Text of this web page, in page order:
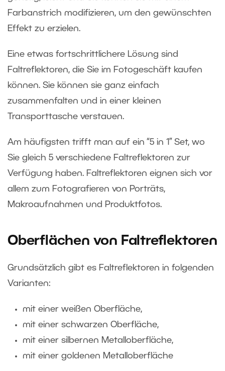
Farbanstrich modifizieren, um den gewünschten
Effekt zu erzielen.
Eine etwas fortschrittlichere Lösung sind
Faltreflektoren, die Sie im Fotogeschäft kaufen
können. Sie können sie ganz einfach
zusammenfalten und in einer kleinen
Transporttasche verstauen.
Am häufigsten trifft man auf ein “5 in 1” Set, wo
Sie gleich 5 verschiedene Faltreflektoren zur
Verfügung haben. Faltreflektoren eignen sich vor
allem zum Fotografieren von Porträts,
Makroaufnahmen und Produktfotos.
Oberflächen von Faltreflektoren
Grundsätzlich gibt es Faltreflektoren in folgenden
Varianten:
mit einer weißen Oberfläche,
mit einer schwarzen Oberfläche,
mit einer silbernen Metalloberfläche,
mit einer goldenen Metalloberfläche